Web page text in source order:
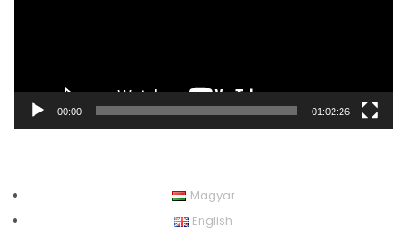
00:00 01:02:26
Magyar
English